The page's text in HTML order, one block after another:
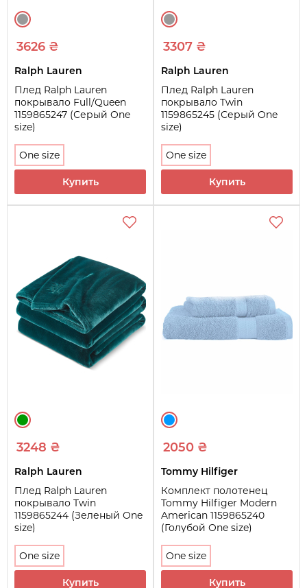
3626 ₴
Ralph Lauren
Плед Ralph Lauren
покрывало Full/Queen
1159865247 (Серый One
size)
One size
Купить
3307 ₴
Ralph Lauren
Плед Ralph Lauren
покрывало Twin
1159865245 (Серый One
size)
One size
Купить
3248 ₴
Ralph Lauren
Плед Ralph Lauren
покрывало Twin
1159865244 (Зеленый One
size)
One size
Купить
2050 ₴
Tommy Hilfiger
Комплект полотенец
Tommy Hilfiger Modern
American 1159865240
(Голубой One size)
One size
Купить